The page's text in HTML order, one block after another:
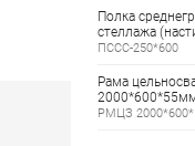
Полка
стеллажа
ПССС-250*600
Рама
РМЦЗ